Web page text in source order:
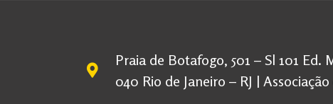
Praia de Botafogo, 501 – Sl 101 Ed.
040 Rio de Janeiro – RJ |